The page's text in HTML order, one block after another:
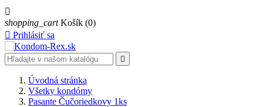

shopping_cart Košík (0)
 Prihlásiť sa

Úvodná stránka
Všetky kondómy
Pasante Čučoriedkovy 1ks